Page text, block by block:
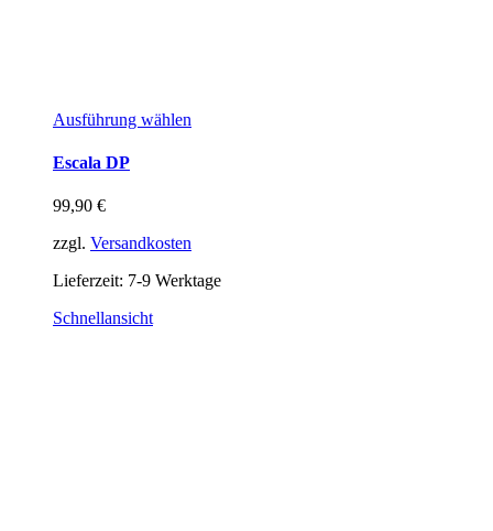
Ausführung wählen
Escala DP
99,90 €
zzgl. Versandkosten
Lieferzeit: 7-9 Werktage
Schnellansicht